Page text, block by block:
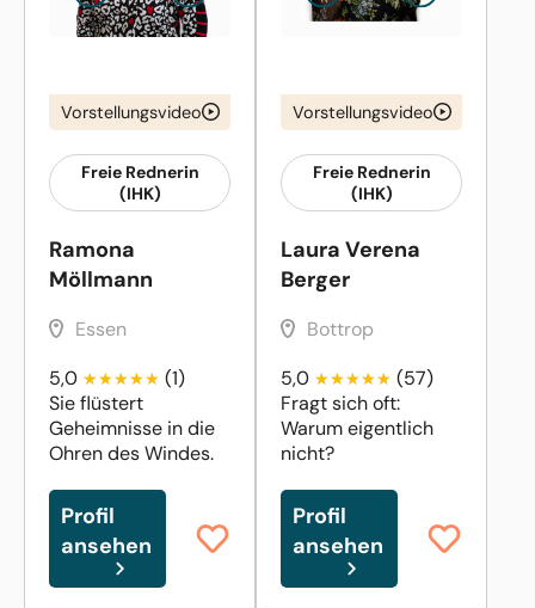
Vorstellungsvideo
Freie Rednerin
(IHK)
Ramona
Möllmann
Essen
5,0
(1)
Sie flüstert
Geheimnisse in die
Ohren des Windes.
Profil
ansehen
Vorstellungsvideo
Freie Rednerin
(IHK)
Laura Verena
Berger
Bottrop
5,0
(57)
Fragt sich oft:
Warum eigentlich
nicht?
Profil
ansehen